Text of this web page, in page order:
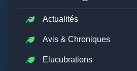
Actualités
Avis & Chroniques
Elucubrations